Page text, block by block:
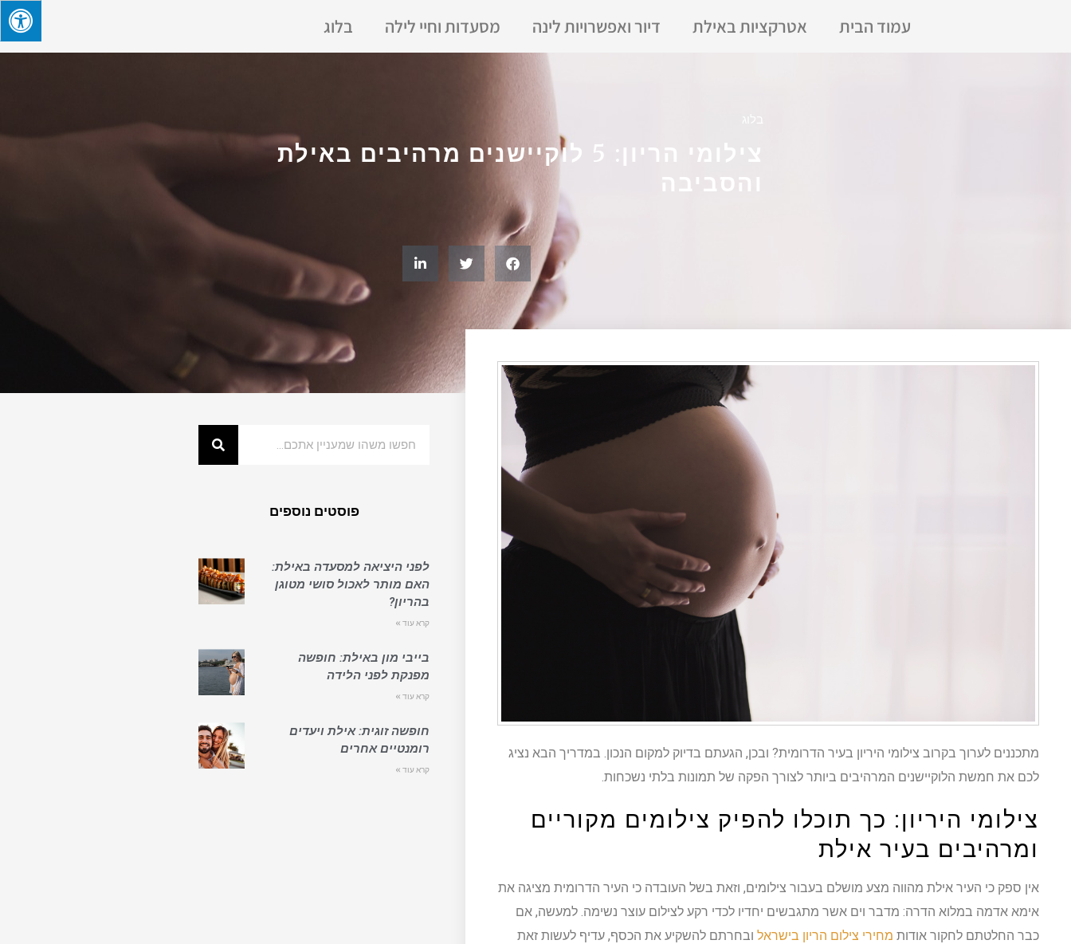
עמוד הבית אטרקציות באילת דיור ואפשרויות לינה מסעדות וחיי לילה בלוג
בלוג
צילומי הריון: 5 לוקיישנים מרהיבים באילת
והסביבה
מתכננים לערוך בקרוב צילומי היריון בעיר הדרומית? ובכן, הגעתם בדיוק למקום הנכון. במדריך הבא נציג
לכם את חמשת הלוקיישנים המרהיבים ביותר לצורך הפקה של תמונות בלתי נשכחות.
צילומי היריון: כך תוכלו להפיק צילומים מקוריים
ומרהיבים בעיר אילת
אין ספק כי העיר אילת מהווה מצע מושלם בעבור צילומים, וזאת בשל העובדה כי העיר הדרומית מציגה את
אימא אדמה במלוא הדרה: מדבר וים אשר מתגבשים יחדיו לכדי רקע לצילום עוצר נשימה. למעשה, אם
כבר החלטתם לחקור אודות מחירי צילום הריון בישראל ובחרתם להשקיע את הכסף, עדיף לעשות זאת
פוסטים נוספים
לפני היציאה למסעדה באילת:
האם מותר לאכול סושי מטוגן
בהריון?
קרא עוד »
בייבי מון באילת: חופשה
מפנקת לפני הלידה
קרא עוד »
חופשה זוגית: אילת ויעדים
רומנטיים אחרים
קרא עוד »